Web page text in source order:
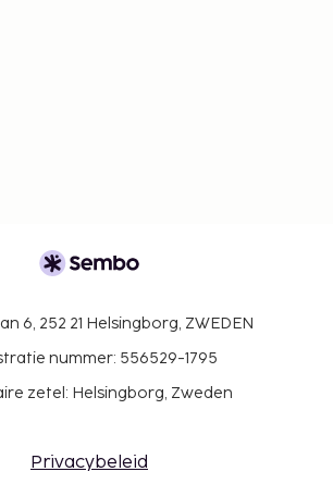
6, 252 21 Helsingborg, ZWEDEN
nummer: 556529-1795
zetel: Helsingborg, Zweden
Privacybeleid